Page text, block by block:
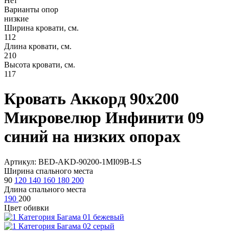
Варианты опор
низкие
Ширина кровати, см.
112
Длина кровати, см.
210
Высота кровати, см.
117
Кровать Аккорд 90х200
Микровелюр Инфинити 09
синий на низких опорах
Артикул: BED-AKD-90200-1MI09B-LS
Ширина спального места
90 120 140 160 180 200
Длина спального места
190 200
Цвет обивки